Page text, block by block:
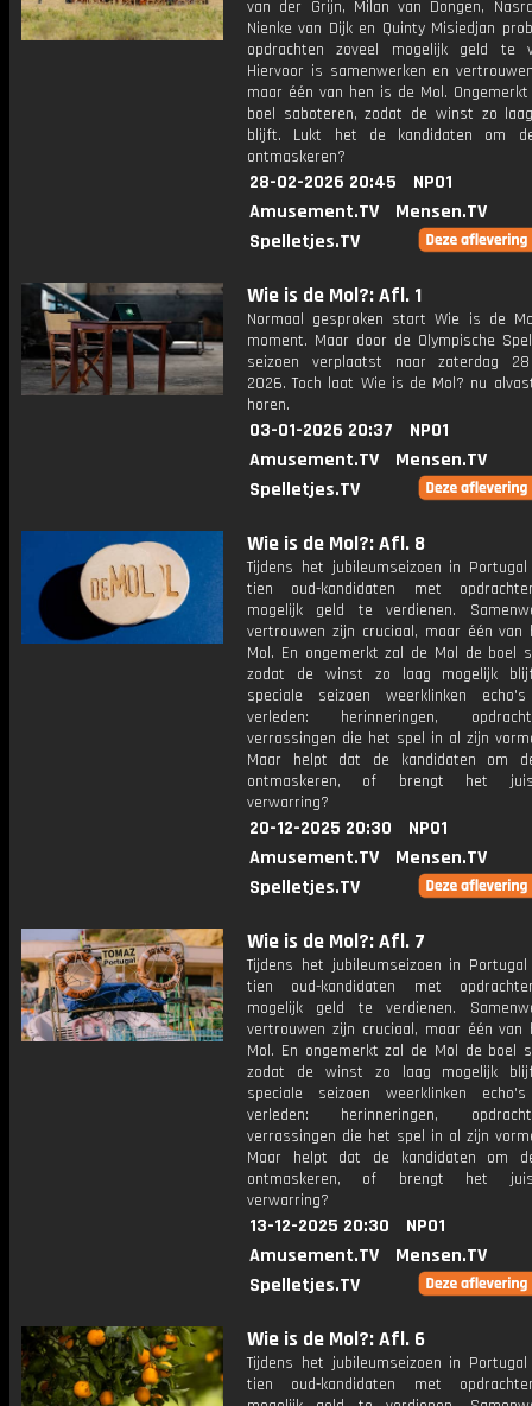
van der Grijn, Milan van Dongen,
Nienke van Dijk en Quinty Misiedjan
opdrachten zoveel mogelijk geld te
Hiervoor is samenwerken en
maar één van hen is de Mol.
boel saboteren, zodat de winst zo
blijft. Lukt het de kandidaten om
ontmaskeren?
28-02-2026 20:45
NPO1
Amusement.TV
Mensen.TV
Spelletjes.TV
Wie is de Mol?: Afl. 1
Normaal gesproken start Wie is de
moment. Maar door de Olympische
seizoen verplaatst naar zaterdag
2026. Toch laat Wie is de Mol? nu
horen.
03-01-2026 20:37
NPO1
Amusement.TV
Mensen.TV
Spelletjes.TV
Wie is de Mol?: Afl. 8
Tijdens het jubileumseizoen in
tien oud-kandidaten met
mogelijk geld te verdienen.
vertrouwen zijn cruciaal, maar één van
Mol. En ongemerkt zal de Mol de boel
zodat de winst zo laag mogelijk
speciale seizoen weerklinken
verleden: herinneringen,
verrassingen die het spel in al zijn
Maar helpt dat de kandidaten om
ontmaskeren, of brengt het
verwarring?
20-12-2025 20:30
NPO1
Amusement.TV
Mensen.TV
Spelletjes.TV
Wie is de Mol?: Afl. 7
Tijdens het jubileumseizoen in
tien oud-kandidaten met
mogelijk geld te verdienen.
vertrouwen zijn cruciaal, maar één van
Mol. En ongemerkt zal de Mol de boel
zodat de winst zo laag mogelijk
speciale seizoen weerklinken
verleden: herinneringen,
verrassingen die het spel in al zijn
Maar helpt dat de kandidaten om
ontmaskeren, of brengt het
verwarring?
13-12-2025 20:30
NPO1
Amusement.TV
Mensen.TV
Spelletjes.TV
Wie is de Mol?: Afl. 6
Tijdens het jubileumseizoen in
tien oud-kandidaten met